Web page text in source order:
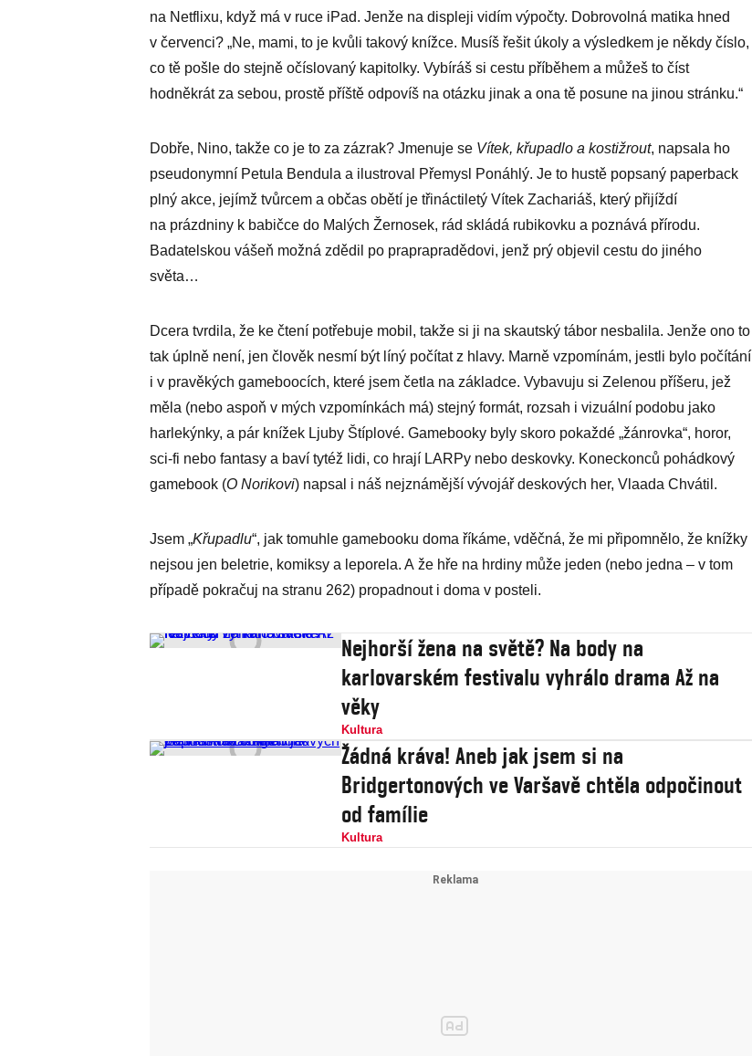
na Netflixu, když má v ruce iPad. Jenže na displeji vidím výpočty. Dobrovolná matika hned
v červenci? „Ne, mami, to je kvůli takový knížce. Musíš řešit úkoly a výsledkem je někdy číslo,
co tě pošle do stejně očíslovaný kapitolky. Vybíráš si cestu příběhem a můžeš to číst
hodněkrát za sebou, prostě příště odpovíš na otázku jinak a ona tě posune na jinou stránku.“
Dobře, Nino, takže co je to za zázrak? Jmenuje se Vítek, křupadlo a kostižrout, napsala ho
pseudonymní Petula Bendula a ilustroval Přemysl Ponáhlý. Je to hustě popsaný paperback
plný akce, jejímž tvůrcem a občas obětí je třináctiletý Vítek Zachariáš, který přijíždí
na prázdniny k babičce do Malých Žernosek, rád skládá rubikovku a poznává přírodu.
Badatelskou vášeň možná zdědil po praprapradědovi, jenž prý objevil cestu do jiného
světa…
Dcera tvrdila, že ke čtení potřebuje mobil, takže si ji na skautský tábor nesbalila. Jenže ono to
tak úplně není, jen člověk nesmí být líný počítat z hlavy. Marně vzpomínám, jestli bylo počítání
i v pravěkých gameboocích, které jsem četla na základce. Vybavuju si Zelenou příšeru, jež
měla (nebo aspoň v mých vzpomínkách má) stejný formát, rozsah i vizuální podobu jako
harlekýnky, a pár knížek Ljuby Štíplové. Gamebooky byly skoro pokaždé „žánrovka“, horor,
sci-fi nebo fantasy a baví tytéž lidi, co hrají LARPy nebo deskovky. Koneckonců pohádkový
gamebook (O Norikovi) napsal i náš nejznámější vývojář deskových her, Vlaada Chvátil.
Jsem „Křupadlu“, jak tomuhle gamebooku doma říkáme, vděčná, že mi připomnělo, že knížky
nejsou jen beletrie, komiksy a leporela. A že hře na hrdiny může jeden (nebo jedna – v tom
případě pokračuj na stranu 262) propadnout i doma v posteli.
Nejhorší žena na světě? Na body na
karlovarském festivalu vyhrálo drama Až na
věky
Kultura
Žádná kráva! Aneb jak jsem si na
Bridgertonových ve Varšavě chtěla odpočinout
od famílie
Kultura